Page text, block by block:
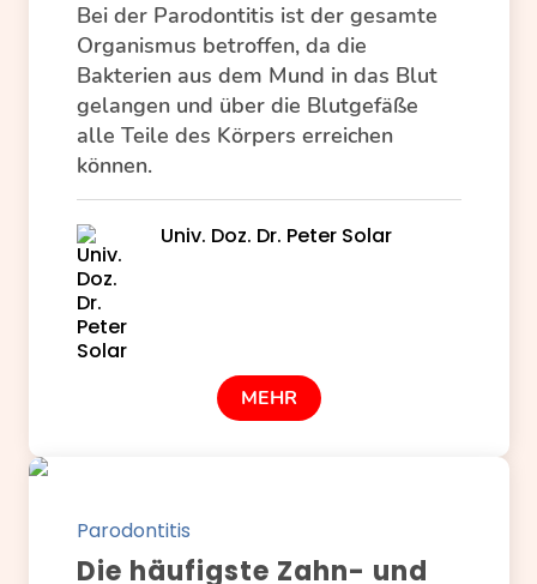
Bei der Parodontitis ist der gesamte
Organismus betroffen, da die
Bakterien aus dem Mund in das Blut
gelangen und über die Blutgefäße
alle Teile des Körpers erreichen
können.
Univ. Doz. Dr. Peter Solar
MEHR
Parodontitis
Die häufigste Zahn- und